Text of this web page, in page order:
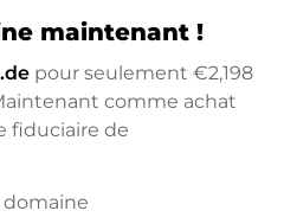
maintenant !
pour seulement €2,198
comme achat
fiduciaire de
domaine